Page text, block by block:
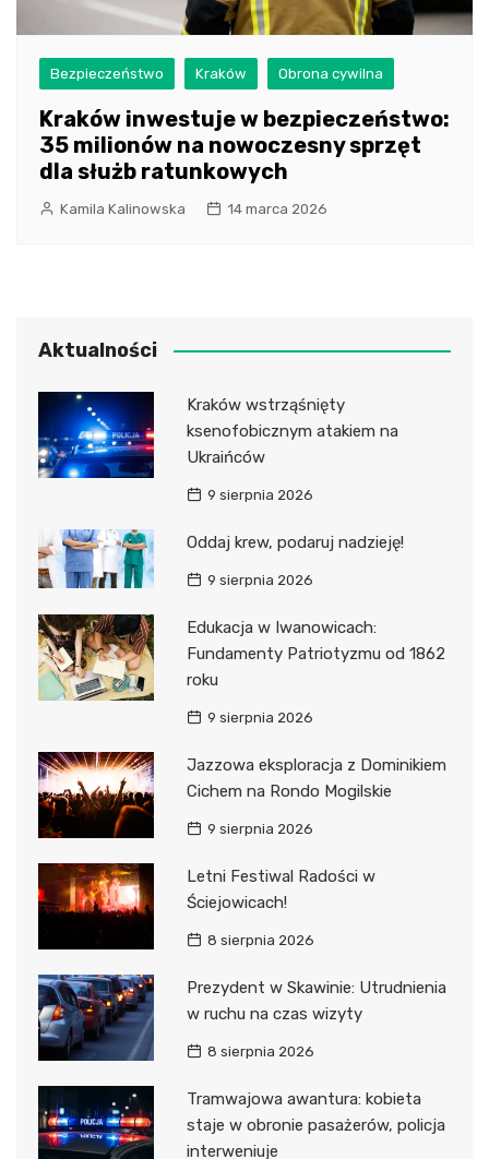
Bezpieczeństwo Kraków Obrona cywilna
Kraków inwestuje w bezpieczeństwo:
35 milionów na nowoczesny sprzęt
dla służb ratunkowych
Kamila Kalinowska 14 marca 2026
Aktualności
Kraków wstrząśnięty
ksenofobicznym atakiem na
Ukraińców
9 sierpnia 2026
Oddaj krew, podaruj nadzieję!
9 sierpnia 2026
Edukacja w Iwanowicach:
Fundamenty Patriotyzmu od 1862
roku
9 sierpnia 2026
Jazzowa eksploracja z Dominikiem
Cichem na Rondo Mogilskie
9 sierpnia 2026
Letni Festiwal Radości w
Ściejowicach!
8 sierpnia 2026
Prezydent w Skawinie: Utrudnienia
w ruchu na czas wizyty
8 sierpnia 2026
Tramwajowa awantura: kobieta
staje w obronie pasażerów, policja
interweniuje